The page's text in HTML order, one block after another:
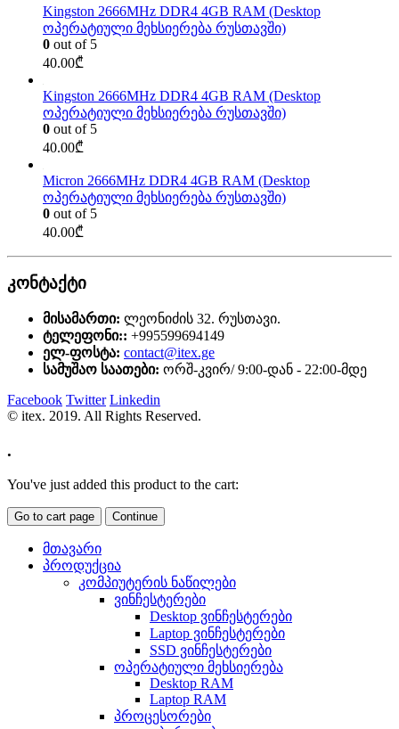
Kingston 2666MHz DDR4 4GB RAM (Desktop
ოპერატიული მეხსიერება რუსთავში)
0 out of 5
40.00₾
Kingston 2666MHz DDR4 4GB RAM (Desktop
ოპერატიული მეხსიერება რუსთავში)
0 out of 5
40.00₾
Micron 2666MHz DDR4 4GB RAM (Desktop
ოპერატიული მეხსიერება რუსთავში)
0 out of 5
40.00₾
კონტაქტი
მისამართი: ლეონიძის 32. რუსთავი.
ტელეფონი:: +995599694149
ელ-ფოსტა: contact@itex.ge
სამუშაო საათები: ორშ-კვირ/ 9:00-დან - 22:00-მდე
Facebook Twitter Linkedin
© itex. 2019. All Rights Reserved.
.
You've just added this product to the cart:
Go to cart page Continue
მთავარი
პროდუქცია
კომპიუტერის ნაწილები
ვინჩესტერები
Desktop ვინჩესტერები
Laptop ვინჩესტერები
SSD ვინჩესტერები
ოპერატიული მეხსიერება
Desktop RAM
Laptop RAM
პროცესორები